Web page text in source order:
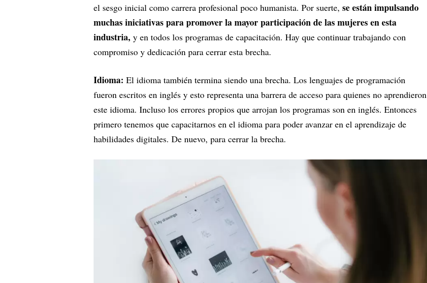
el sesgo inicial como carrera profesional poco humanista. Por suerte, se están impulsando
muchas iniciativas para promover la mayor participación de las mujeres en esta
industria, y en todos los programas de capacitación. Hay que continuar trabajando con
compromiso y dedicación para cerrar esta brecha.
Idioma: El idioma también termina siendo una brecha. Los lenguajes de programación
fueron escritos en inglés y esto representa una barrera de acceso para quienes no aprendieron
este idioma. Incluso los errores propios que arrojan los programas son en inglés. Entonces
primero tenemos que capacitarnos en el idioma para poder avanzar en el aprendizaje de
habilidades digitales. De nuevo, para cerrar la brecha.